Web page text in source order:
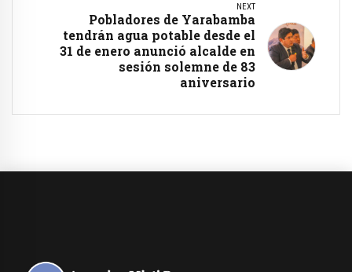
NEXT
Pobladores de Yarabamba
tendrán agua potable desde el
31 de enero anunció alcalde en
sesión solemne de 83
aniversario